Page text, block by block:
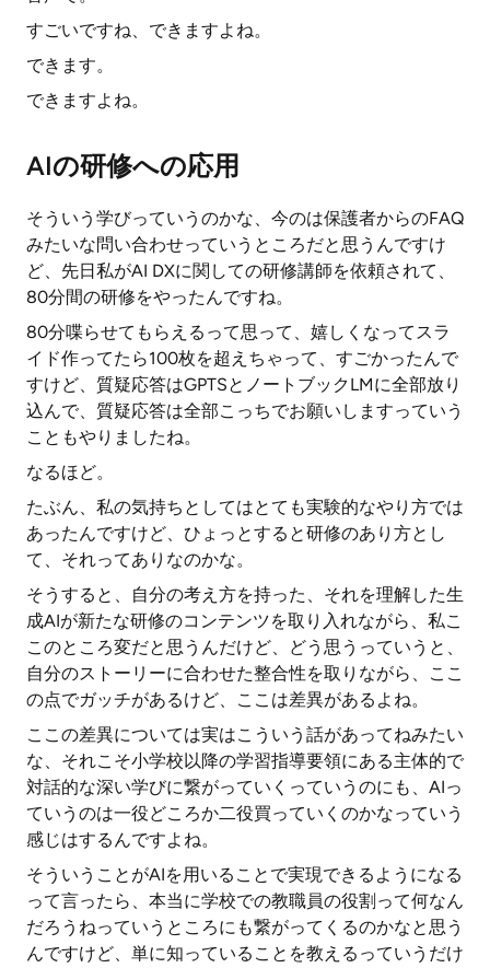
すごいですね、できますよね。
できます。
できますよね。
AIの研修への応用
そういう学びっていうのかな、今のは保護者からのFAQ
みたいな問い合わせっていうところだと思うんですけ
ど、先日私がAI DXに関しての研修講師を依頼されて、
80分間の研修をやったんですね。
80分喋らせてもらえるって思って、嬉しくなってスラ
イド作ってたら100枚を超えちゃって、すごかったんで
すけど、質疑応答はGPTSとノートブックLMに全部放り
込んで、質疑応答は全部こっちでお願いしますっていう
こともやりましたね。
なるほど。
たぶん、私の気持ちとしてはとても実験的なやり方では
あったんですけど、ひょっとすると研修のあり方とし
て、それってありなのかな。
そうすると、自分の考え方を持った、それを理解した生
成AIが新たな研修のコンテンツを取り入れながら、私こ
このところ変だと思うんだけど、どう思うっていうと、
自分のストーリーに合わせた整合性を取りながら、ここ
の点でガッチがあるけど、ここは差異があるよね。
ここの差異については実はこういう話があってねみたい
な、それこそ小学校以降の学習指導要領にある主体的で
対話的な深い学びに繋がっていくっていうのにも、AIっ
ていうのは一役どころか二役買っていくのかなっていう
感じはするんですよね。
そういうことがAIを用いることで実現できるようになる
って言ったら、本当に学校での教職員の役割って何なん
だろうねっていうところにも繋がってくるのかなと思う
んですけど、単に知っていることを教えるっていうだけ